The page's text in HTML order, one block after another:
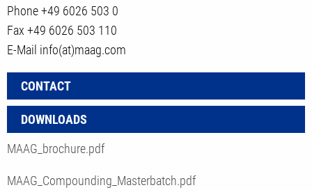
Phone+49 6026 503 0
Fax +49 6026 503 110
E-Mail info(at)maag.com
CONTACT
DOWNLOADS
MAAG_brochure.pdf
MAAG_Compounding_Masterbatch.pdf